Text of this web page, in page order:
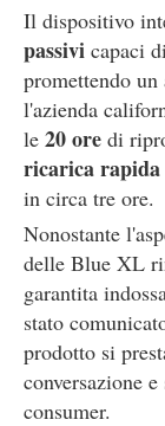
Il dispositivo
passivi capaci
promettendo
l'azienda
le 20 ore di
ricarica rapida
in circa tre ore.
Nonostante
delle Blue XL
garantita
stato
prodotto si
conversazione
consumer.